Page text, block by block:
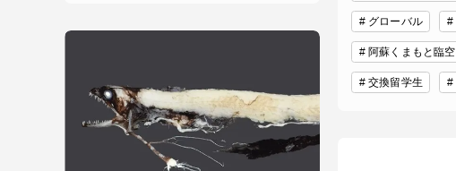
グローバル
阿蘇くまもと臨
交換留学生